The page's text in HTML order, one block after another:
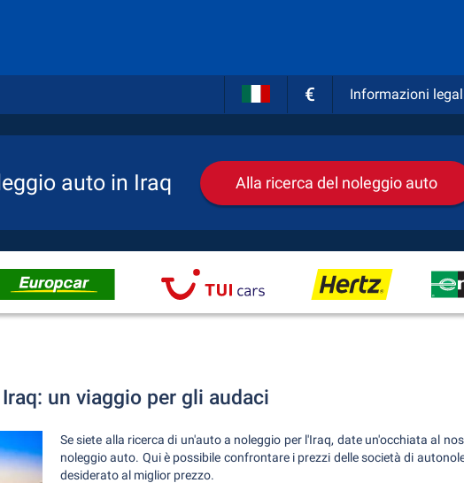
€ Informazioni
auto in Iraq Alla ricerca del noleggio auto
un viaggio per gli audaci
Se siete alla ricerca di un'auto a noleggio per l'Iraq, date un'occhiata al
noleggio auto. Qui è possibile confrontare i prezzi delle società di
desiderato al miglior prezzo.